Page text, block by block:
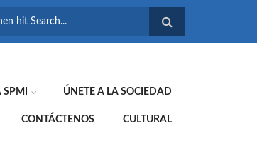
SPMI ÚNETE A LA SOCIEDAD
CONTÁCTENOS CULTURAL